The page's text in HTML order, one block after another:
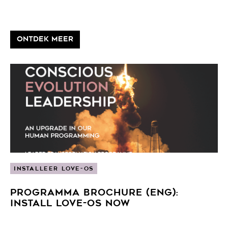
ONTDEK MEER
INSTALLEER LOVE-OS
PROGRAMMA BROCHURE (ENG):
INSTALL LOVE-OS NOW